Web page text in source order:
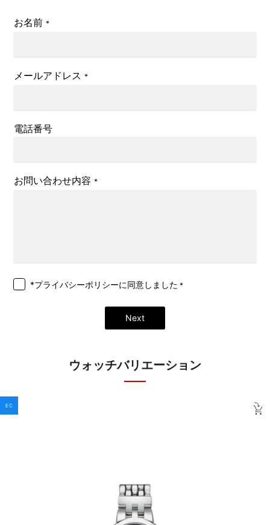
お名前 *
メールアドレス *
電話番号
お問い合わせ内容 *
*プライバシーポリシーに同意しました *
Next
ウォッチバリエーション
EC